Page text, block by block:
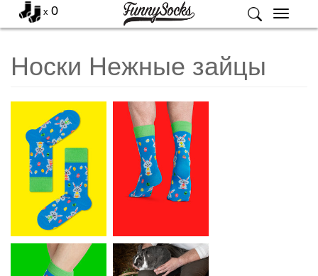
Меню
x 0
Носки Нежные зайцы